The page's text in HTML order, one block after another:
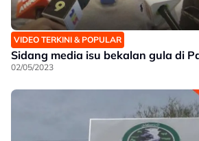
VIDEO TERKINI & POPULAR
Sidang media isu bekalan gula di
02/05/2023